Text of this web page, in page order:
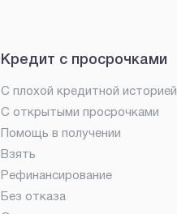
Кредит с просрочками
С плохой кредитной историей
С открытыми просрочками
Помощь в получении
Взять
Рефинансирование
Без отказа